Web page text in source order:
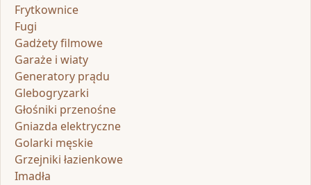
Frytkownice
Fugi
Gadżety filmowe
Garaże i wiaty
Generatory prądu
Glebogryzarki
Głośniki przenośne
Gniazda elektryczne
Golarki męskie
Grzejniki łazienkowe
Imadła